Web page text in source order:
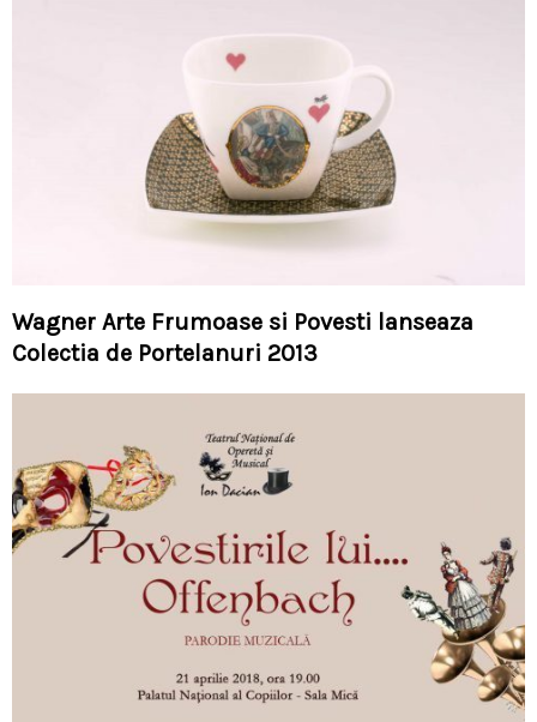
Wagner Arte Frumoase si Povesti lanseaza
Colectia de Portelanuri 2013